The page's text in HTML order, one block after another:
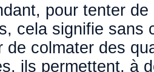
pour tenter de
cela signifie sans
de colmater des
ils permettent, à